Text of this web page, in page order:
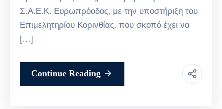
Σ.Α.Ε.Κ. Ευρωπρόοδος, με την υποστήριξη του
Επιμελητηρίου Κορινθίας, που σκοπό έχει να
[…]
Continue Reading